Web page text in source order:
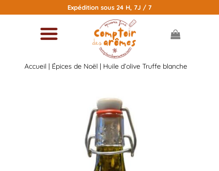
au
Expédition sous 24 H, 7J / 7
Accueil | Épices de Noël | Huile d’olive Truffe blanche